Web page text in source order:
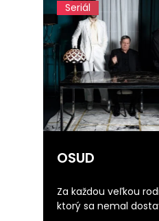
Seriál
OSUD
Za každou veľkou
ktorý sa nemal